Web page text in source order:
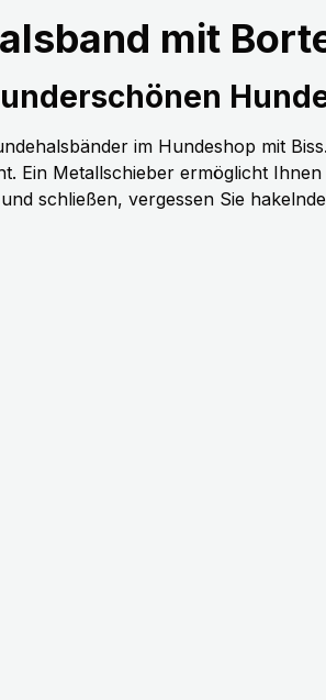
mit
im Hundeshop mit
Ein Metallschieber ermöglicht
schließen, vergessen Sie